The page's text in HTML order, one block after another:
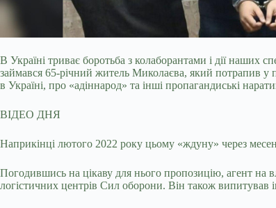
В Україні триває боротьба з колаборантами і дії наших
займався 65-річний житель Миколаєва, який потрапив у
в Україні, про «адіннарод» та інші пропагандиські
ВІДЕО ДНЯ
Наприкінці лютого 2022 року цьому «ждуну» через
Погодившись на цікаву для нього пропозицію, агент на
логістичних центрів Сил оборони. Він також